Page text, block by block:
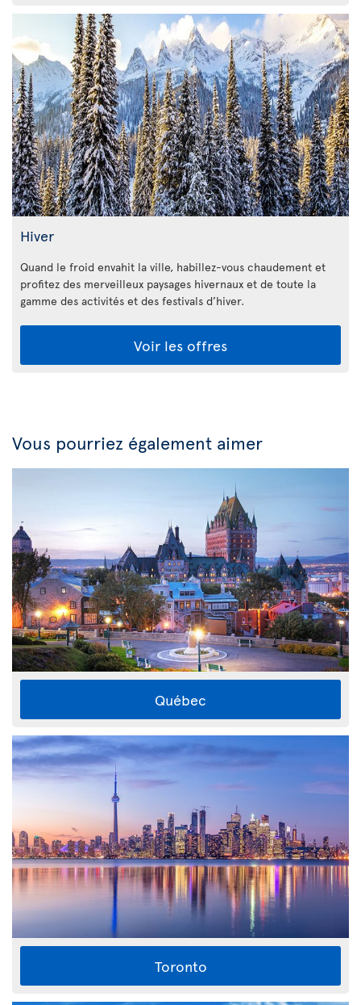
Hiver
Quand le froid envahit la ville, habillez-vous chaudement et
profitez des merveilleux paysages hivernaux et de toute la
gamme des activités et des festivals d’hiver.
Voir les offres
Vous pourriez également aimer
Québec
Toronto